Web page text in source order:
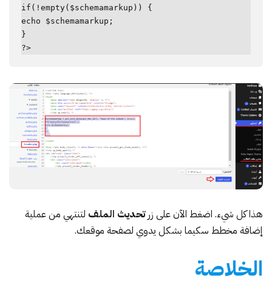
if(!empty($schemamarkup)) {
echo $schemamarkup;
}
?>
هذا كل شيء. اضغط الآن على زرتحديث الملف لتنتهي من عملية
إضافة مخطط سكيما بشكل يدوي لصفحة موقعك.
الخلاصة